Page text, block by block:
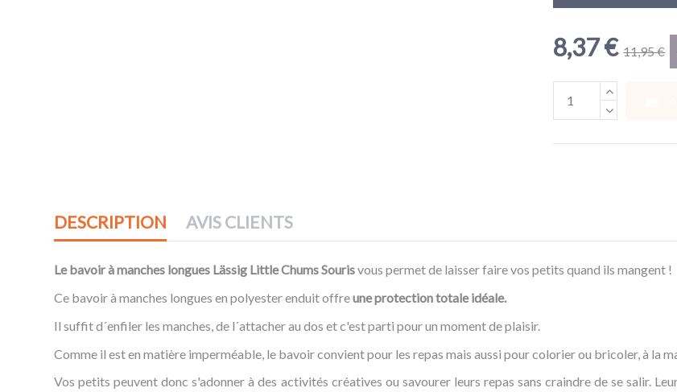
8,37 € 11,95 €
DESCRIPTION AVIS CLIENTS
Le bavoir à manches longues Lässig Little Chums Sourisvous permet de laisser faire vos petits quand ils mangent !
Ce bavoir à manches longues en polyester enduit offreune protection totale idéale.
Il suffit d´enfiler les manches, de l´attacher au dos et c'est parti pour un moment de plaisir.
Comme il est en matière imperméable, le bavoir convient pour les repas mais aussi pour colorier ou bricoler, à la
Vos petits peuvent donc s'adonner à des activités créatives ou savourer leurs repas sans craindre de se salir.